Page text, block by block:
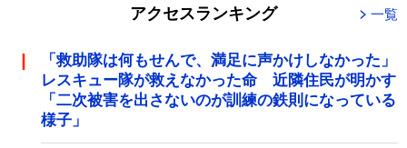
アクセスランキング 一覧
「救助隊は何もせんで、満足に声かけしなかった」
レスキュー隊が救えなかった命 近隣住民が明かす
「二次被害を出さないのが訓練の鉄則になっている
様子」